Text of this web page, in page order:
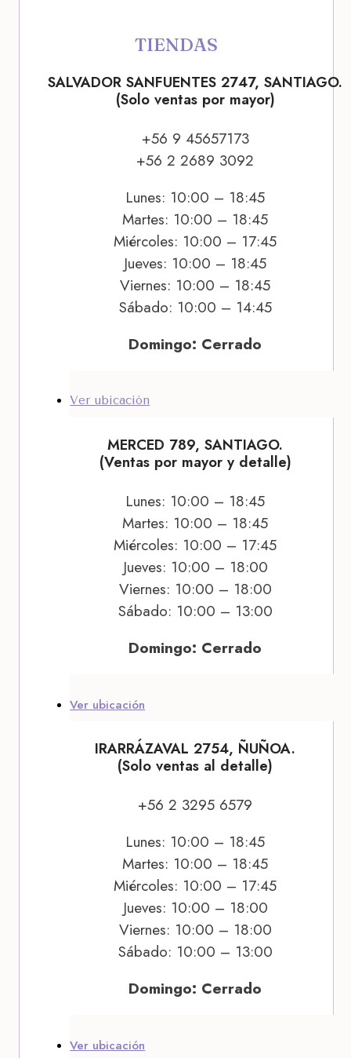
TIENDAS
SALVADOR SANFUENTES 2747, SANTIAGO.
(Solo ventas por mayor)
+56 9 45657173
+56 2 2689 3092
Lunes: 10:00 – 18:45
Martes: 10:00 – 18:45
Miércoles: 10:00 – 17:45
Jueves: 10:00 – 18:45
Viernes: 10:00 – 18:45
Sábado: 10:00 – 14:45
Domingo: Cerrado
Ver ubicación
MERCED 789, SANTIAGO.
(Ventas por mayor y detalle)
Lunes: 10:00 – 18:45
Martes: 10:00 – 18:45
Miércoles: 10:00 – 17:45
Jueves: 10:00 – 18:00
Viernes: 10:00 – 18:00
Sábado: 10:00 – 13:00
Domingo: Cerrado
Ver ubicación
IRARRÁZAVAL 2754, ÑUÑOA.
(Solo ventas al detalle)
+56 2 3295 6579
Lunes: 10:00 – 18:45
Martes: 10:00 – 18:45
Miércoles: 10:00 – 17:45
Jueves: 10:00 – 18:00
Viernes: 10:00 – 18:00
Sábado: 10:00 – 13:00
Domingo: Cerrado
Ver ubicación